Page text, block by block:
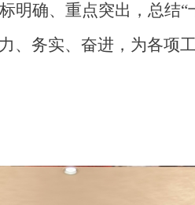
确、重点突出，总结
、务实、奋进，为各项